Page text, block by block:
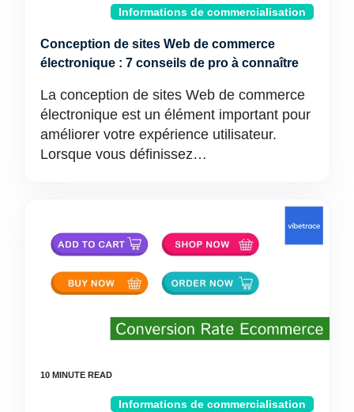
Informations de commercialisation
Conception de sites Web de commerce
électronique : 7 conseils de pro à connaître
La conception de sites Web de commerce
électronique est un élément important pour
améliorer votre expérience utilisateur.
Lorsque vous définissez…
Informations de commercialisation